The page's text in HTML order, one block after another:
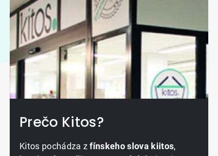
Prečo Kitos?
Kitos pochádza zfínskeho slova kiitos,